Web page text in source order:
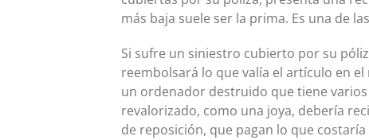
más baja suele ser la prima. Es una de
Si sufre un siniestro cubierto por su
reembolsará lo que valía el artículo en
un ordenador destruido que tiene
revalorizado, como una joya, debería
de reposición, que pagan lo que